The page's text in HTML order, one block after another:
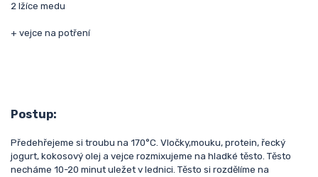
2 lžíce medu
+ vejce na potření
Postup:
Předehřejeme si troubu na 170°C. Vločky,mouku, protein, řecký
jogurt, kokosový olej a vejce rozmixujeme na hladké těsto. Těsto
necháme 10-20 minut uležet v lednici. Těsto si rozdělíme na